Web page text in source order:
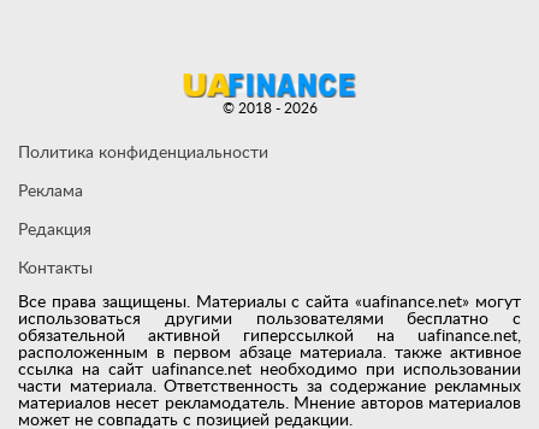
Все права защищены. Материалы с сайта «uafinance.net» могут
использоваться другими пользователями бесплатно с
обязательной активной гиперссылкой на uafinance.net,
расположенным в первом абзаце материала. также активное
ссылка на сайт uafinance.net необходимо при использовании
части материала. Ответственность за содержание рекламных
материалов несет рекламодатель. Мнение авторов материалов
может не совпадать с позицией редакции.
Политика конфиденциальности
Реклама
Редакция
Контакты
© 2018 - 2026